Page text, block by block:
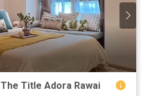
Title Adora Rawai